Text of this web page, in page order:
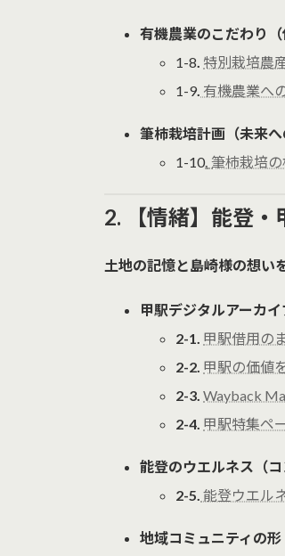
有機農業のこだわり（
1-8 特別栽培農
1-9 有機農業へ
筆柿栽培計画（未来へ
1-10 筆柿栽培の
2. 【情緒】能登・
土地の記憶と島崎様の想い
甲駅デジタルアーカイ
2-1. 甲駅借用の
2-2. 甲駅の価値
2-3. Wayback
2-4. 甲駅特集ペ
能登のウエルネス（コ
2-5. 能登ウエル
地域コミュニティの形